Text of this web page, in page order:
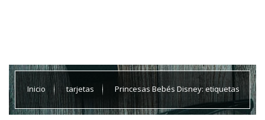
Inicio tarjetas Princesas Bebés Disney: etiquetas